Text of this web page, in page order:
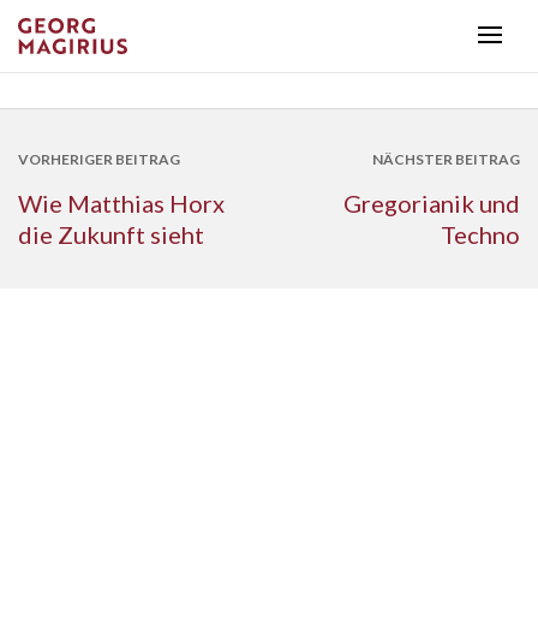
VORHERIGER BEITRAG
Wie Matthias Horx
die Zukunft sieht
NÄCHSTER BEITRAG
Gregorianik und
Techno